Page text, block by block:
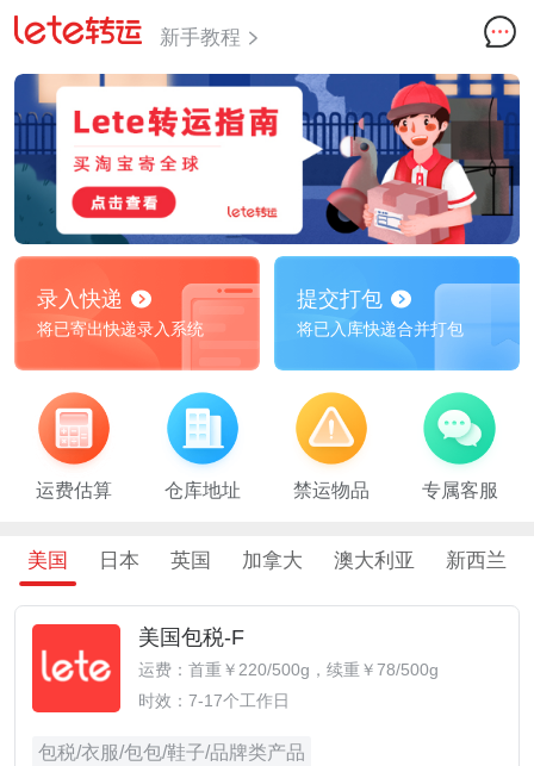
新手教程
录入快递
将已寄出快递录入系统
提交打包
将已入库快递合并打包
运费估算 仓库地址 禁运物品 专属客服
美国 日本 英国 加拿大 澳大利亚 新西兰
美国包税-F
运费：首重￥220/500g，续重￥78/500g
时效：7-17个工作日
包税/衣服/包包/鞋子/品牌类产品